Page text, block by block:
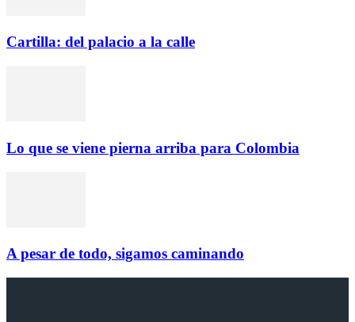
Cartilla: del palacio a la calle
Lo que se viene pierna arriba para Colombia
A pesar de todo, sigamos caminando